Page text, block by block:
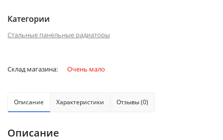
Категории
Стальные панельные радиаторы
Склад магазина: Очень мало
Описание Характеристики Отзывы (0)
Описание